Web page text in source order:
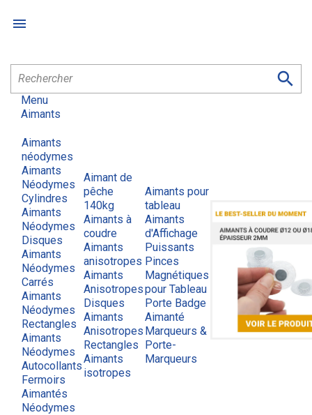


Menu
Aimants
Aimants
néodymes
Aimants
Néodymes
Cylindres
Aimants
Néodymes
Disques
Aimants
Néodymes
Carrés
Aimants
Néodymes
Rectangles
Aimants
Néodymes
Autocollants
Fermoirs
Aimantés
Néodymes
Aimant de
pêche
140kg
Aimants à
coudre
Aimants
anisotropes
Aimants
Anisotropes
Disques
Aimants
Anisotropes
Rectangles
Aimants
isotropes
Aimants pour
tableau
Aimants
d'Affichage
Puissants
Pinces
Magnétiques
pour Tableau
Porte Badge
Aimanté
Marqueurs &
Porte-
Marqueurs